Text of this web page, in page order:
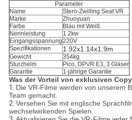
Parameter
Name
Stern-Zwilling Seat VR
Marke
Zhuoyuan
Farbe
Blau mit Weiß
Nennleistung
1.2kw
Eingangsspannung220V
Spezifikationen
1.92x1.14x1.9m
Gewicht
354kg
Sturzhelm
Pico, DPVR E3, 3 Gläser
Garantie
1-jährige Garantie
Was der Vorteil von exklusiven
1. Die VR-Filme werden von unserem
Team gemacht.
2. Versehen Sie mit englische
wechselwirkenden Spielen.